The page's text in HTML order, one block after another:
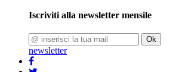
Iscriviti alla newsletter mensile
Ok
newsletter